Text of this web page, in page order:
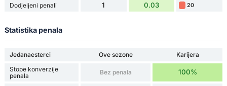
Dodjeljeni penali 1 0.03 20
Statistika penala
Jedanaesterci Ove sezone
Karijera
Stope konverzije
penala
Bez penala 100%